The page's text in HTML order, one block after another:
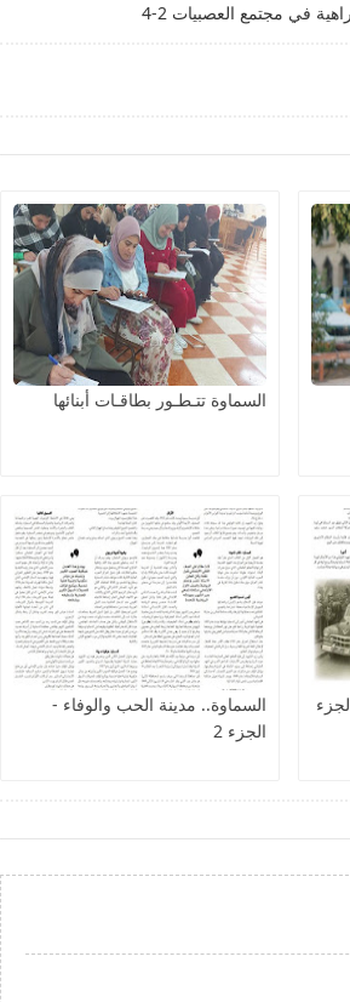
في مجتمع العصبيات 2-4
السماوة تتـطـور بطاقـات أبنائها
السماوة.. مدينة الحب والوفاء -
الجزء 2